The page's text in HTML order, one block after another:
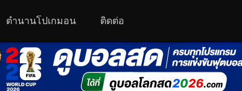
ตำนานโปเกมอน ติดต่อ